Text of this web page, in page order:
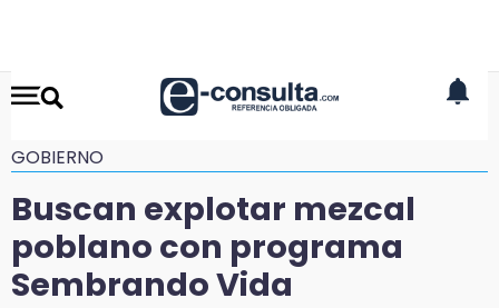
GOBIERNO
Buscan explotar mezcal
poblano con programa
Sembrando Vida